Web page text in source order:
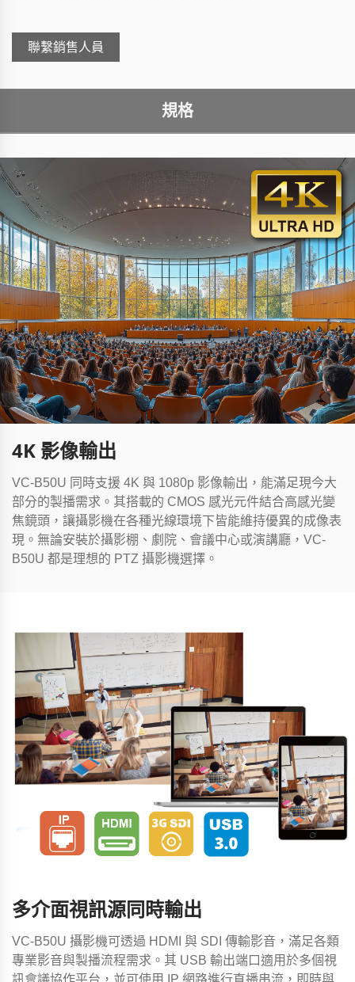
聯繫銷售人員
規格
4K 影像輸出
VC-B50U 同時支援 4K 與 1080p 影像輸出，能滿足現今大
部分的製播需求。其搭載的 CMOS 感光元件結合高感光變
焦鏡頭，讓攝影機在各種光線環境下皆能維持優異的成像表
現。無論安裝於攝影棚、劇院、會議中心或演講廳，VC-
B50U 都是理想的 PTZ 攝影機選擇。
多介面視訊源同時輸出
VC-B50U 攝影機可透過 HDMI 與 SDI 傳輸影音，滿足各類
專業影音與製播流程需求。其 USB 輸出端口適用於多個視
訊會議協作平台，並可使用 IP 網路進行直播串流，即時與